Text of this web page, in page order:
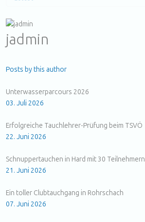
jadmin
Posts by this author
Unterwasserparcours 2026
03. Juli 2026
Erfolgreiche Tauchlehrer-Prüfung beim TSVÖ
22. Juni 2026
Schnuppertauchen in Hard mit 30 Teilnehmern
21. Juni 2026
Ein toller Clubtauchgang in Rohrschach
07. Juni 2026